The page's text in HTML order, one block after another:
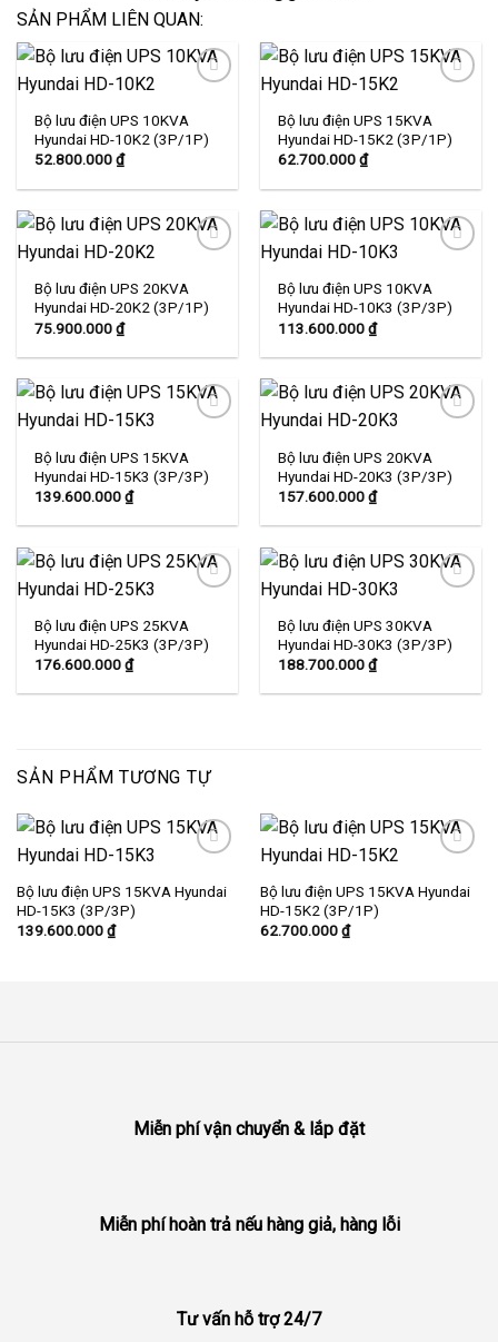
SẢN PHẨM LIÊN QUAN:
Add to
wishlist
Bộ lưu điện UPS 10KVA
Hyundai HD-10K2 (3P/1P)
52.800.000₫
Add to
wishlist
Bộ lưu điện UPS 15KVA
Hyundai HD-15K2 (3P/1P)
62.700.000₫
Add to
wishlist
Bộ lưu điện UPS 20KVA
Hyundai HD-20K2 (3P/1P)
75.900.000₫
Add to
wishlist
Bộ lưu điện UPS 10KVA
Hyundai HD-10K3 (3P/3P)
113.600.000₫
Add to
wishlist
Bộ lưu điện UPS 15KVA
Hyundai HD-15K3 (3P/3P)
139.600.000₫
Add to
wishlist
Bộ lưu điện UPS 20KVA
Hyundai HD-20K3 (3P/3P)
157.600.000₫
Add to
wishlist
Bộ lưu điện UPS 25KVA
Hyundai HD-25K3 (3P/3P)
176.600.000₫
Add to
wishlist
Bộ lưu điện UPS 30KVA
Hyundai HD-30K3 (3P/3P)
188.700.000₫
SẢN PHẨM TƯƠNG TỰ
Bộ lưu điện UPS 15KVA Hyundai
HD-15K3 (3P/3P)
139.600.000₫
Bộ lưu điện UPS 15KVA Hyundai
HD-15K2 (3P/1P)
62.700.000₫
Miễn phí vận chuyển & lắp đặt
Miễn phí hoàn trả nếu hàng giả, hàng lỗi
Tư vấn hỗ trợ 24/7